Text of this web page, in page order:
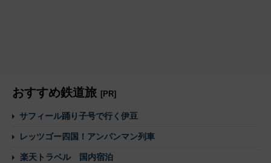
おすすめ鉄道旅 [PR]
サフィール踊り子号で行く伊豆
レッツゴー四国！アンパンマン列車
楽天トラベル 国内宿泊